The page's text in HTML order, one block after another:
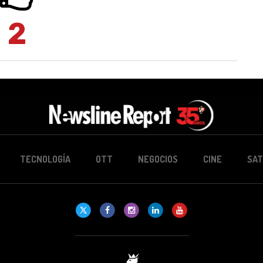
2
TECNOLOGÍA OTT NEGOCIOS CINE